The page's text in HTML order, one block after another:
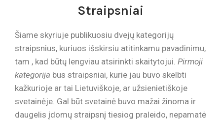
Straipsniai
Šiame skyriuje publikuosiu dvejų kategorijų
straipsnius, kuriuos išskirsiu atitinkamu pavadinimu,
tam , kad būtų lengviau atsirinkti skaitytojui. Pirmoji
kategorija bus straipsniai, kurie jau buvo skelbti
kažkurioje ar tai Lietuviškoje, ar užsienietiškoje
svetainėje. Gal būt svetainė buvo mažai žinoma ir
daugelis įdomų straipsnį tiesiog praleido, nepamatė